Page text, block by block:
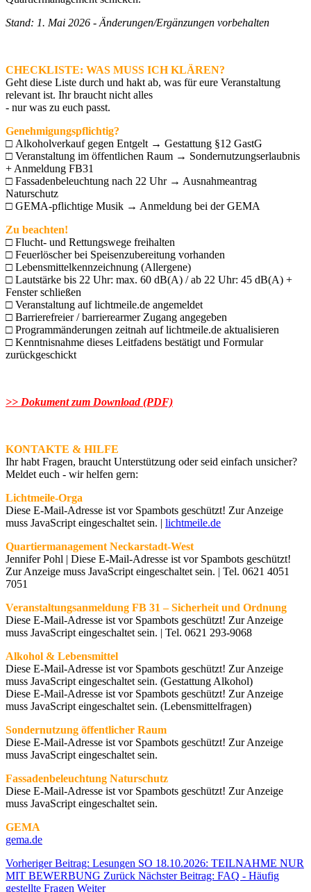
Stand: 1. Mai 2026 - Änderungen/Ergänzungen vorbehalten
CHECKLISTE: WAS MUSS ICH KLÄREN?
Geht diese Liste durch und hakt ab, was für eure Veranstaltung
relevant ist. Ihr braucht nicht alles
- nur was zu euch passt.
Genehmigungspflichtig?
□ Alkoholverkauf gegen Entgelt → Gestattung §12 GastG
□ Veranstaltung im öffentlichen Raum → Sondernutzungserlaubnis
+ Anmeldung FB31
□ Fassadenbeleuchtung nach 22 Uhr → Ausnahmeantrag
Naturschutz
□ GEMA-pflichtige Musik → Anmeldung bei der GEMA
Zu beachten!
□ Flucht- und Rettungswege freihalten
□ Feuerlöscher bei Speisenzubereitung vorhanden
□ Lebensmittelkennzeichnung (Allergene)
□ Lautstärke bis 22 Uhr: max. 60 dB(A) / ab 22 Uhr: 45 dB(A) +
Fenster schließen
□ Veranstaltung auf lichtmeile.de angemeldet
□ Barrierefreier / barrierearmer Zugang angegeben
□ Programmänderungen zeitnah auf lichtmeile.de aktualisieren
□ Kenntnisnahme dieses Leitfadens bestätigt und Formular
zurückgeschickt
>> Dokument zum Download (PDF)
KONTAKTE & HILFE
Ihr habt Fragen, braucht Unterstützung oder seid einfach unsicher?
Meldet euch - wir helfen gern:
Lichtmeile-Orga
Diese E-Mail-Adresse ist vor Spambots geschützt! Zur Anzeige
muss JavaScript eingeschaltet sein. | lichtmeile.de
Quartiermanagement Neckarstadt-West
Jennifer Pohl | Diese E-Mail-Adresse ist vor Spambots geschützt!
Zur Anzeige muss JavaScript eingeschaltet sein. | Tel. 0621 4051
7051
Veranstaltungsanmeldung FB 31 – Sicherheit und Ordnung
Diese E-Mail-Adresse ist vor Spambots geschützt! Zur Anzeige
muss JavaScript eingeschaltet sein. | Tel. 0621 293-9068
Alkohol & Lebensmittel
Diese E-Mail-Adresse ist vor Spambots geschützt! Zur Anzeige
muss JavaScript eingeschaltet sein. (Gestattung Alkohol)
Diese E-Mail-Adresse ist vor Spambots geschützt! Zur Anzeige
muss JavaScript eingeschaltet sein. (Lebensmittelfragen)
Sondernutzung öffentlicher Raum
Diese E-Mail-Adresse ist vor Spambots geschützt! Zur Anzeige
muss JavaScript eingeschaltet sein.
Fassadenbeleuchtung Naturschutz
Diese E-Mail-Adresse ist vor Spambots geschützt! Zur Anzeige
muss JavaScript eingeschaltet sein.
GEMA
gema.de
Vorheriger Beitrag: Lesungen SO 18.10.2026: TEILNAHME NUR
MIT BEWERBUNG Zurück Nächster Beitrag: FAQ - Häufig
gestellte Fragen Weiter